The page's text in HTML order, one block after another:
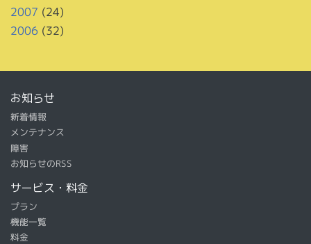
2007 (24)
2006 (32)
お知らせ
新着情報
メンテナンス
障害
お知らせのRSS
サービス・料金
プラン
機能一覧
料金